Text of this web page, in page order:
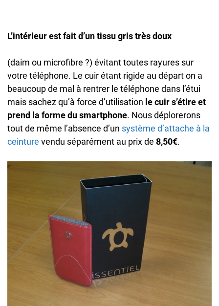
L’intérieur est fait d’un tissu gris très doux
(daim ou microfibre ?) évitant toutes rayures sur
votre téléphone. Le cuir étant rigide au départ on a
beaucoup de mal à rentrer le téléphone dans l’étui
mais sachez qu’à force d’utilisation le cuir s’étire et
prend la forme du smartphone. Nous déplorerons
tout de même l’absence d’un système d’attache à la
ceinture vendu séparément au prix de 8,50€.